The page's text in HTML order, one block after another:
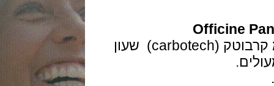
Officine
גוף השעון בנוי BMG-TECH והבזל מ קרבוטק (carbotech) שעון